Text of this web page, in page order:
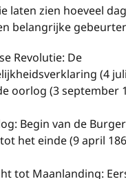
laten zien hoeveel
belangrijke
Revolutie: De
(4
oorlog (3 september
Begin van de
het einde (9 april
tot Maanlanding: